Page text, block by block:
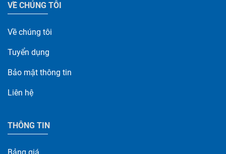
VỀ CHÚNG TÔI
Về chúng tôi
Tuyển dụng
Bảo mật thông tin
Liên hệ
THÔNG TIN